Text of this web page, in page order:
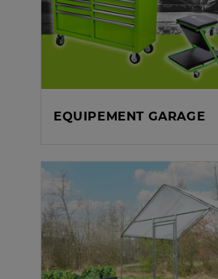
EQUIPEMENT GARAGE